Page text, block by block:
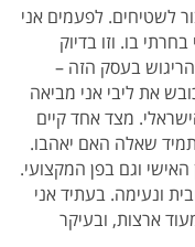
לשטיחים. לפעמים אני
בו. וזו בדיוק
בעסק הזה –
את ליבי אני מביאה
מצד אחד קיים
שאלה האם יאהבו.
וגם בפן המקצועי.
ונעימה. בעתיד אני
ארצות, ובעיקר